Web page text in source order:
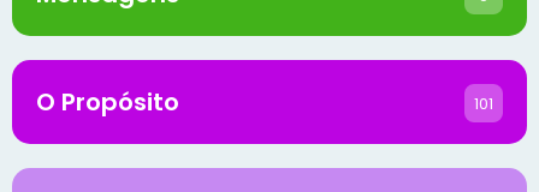
O Propósito 101